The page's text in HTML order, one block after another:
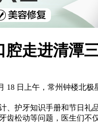
走进清潭
日上午，常州钟楼北
护牙知识手册和节日
松动等问题，医生们